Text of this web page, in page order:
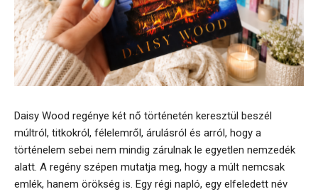
Daisy Wood regénye két nő történetén keresztül beszél
múltról, titkokról, félelemről, árulásról és arról, hogy a
történelem sebei nem mindig zárulnak le egyetlen nemzedék
alatt. A regény szépen mutatja meg, hogy a múlt nemcsak
emlék, hanem örökség is. Egy régi napló, egy elfeledett név